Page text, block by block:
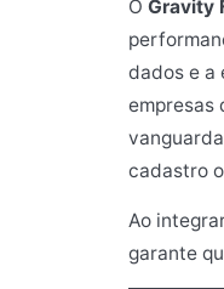
O Gravity
dados e a
empresas
cadastro
Ao
garante